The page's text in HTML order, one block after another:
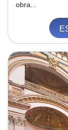
obra...